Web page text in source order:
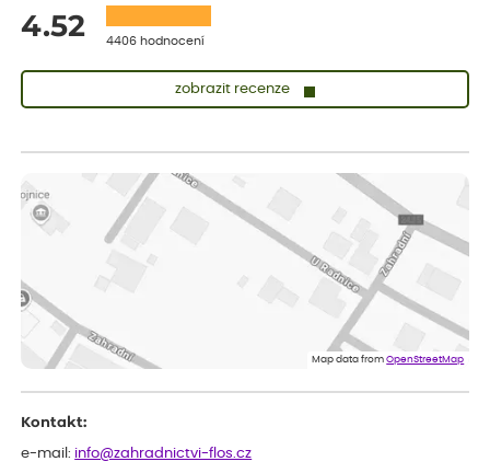
4.52 4406 hodnocení
zobrazit recenze
Měla jsem pouze 1objednavku a zatím jsem spokojená se
sazenicemi
Miroslava
Rostliny byly v pořádku, dobře zabalené, celková spokojenost.
Doporučuji :). Spokojenost, stromky v pěkném stavu. Jediné, co
my chybělo, bylo komunikování nedostupného zboží před
Map data fromOpenStreetMap
Kontakt:
e-mail: info@zahradnictvi-flos.cz